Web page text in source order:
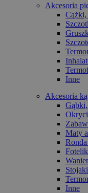
Akcesoria
Inne
Akcesoria
Maty
Inne